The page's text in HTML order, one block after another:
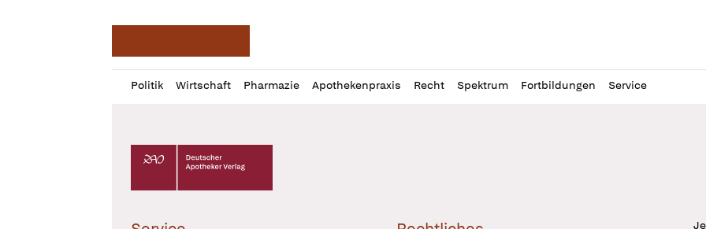
Politik Wirtschaft Pharmazie Apothekenpraxis Recht Spektrum Fortbildungen Service
Profil
öffnen
Daz
Pur
Deutscher Apotheker Verlag Logo